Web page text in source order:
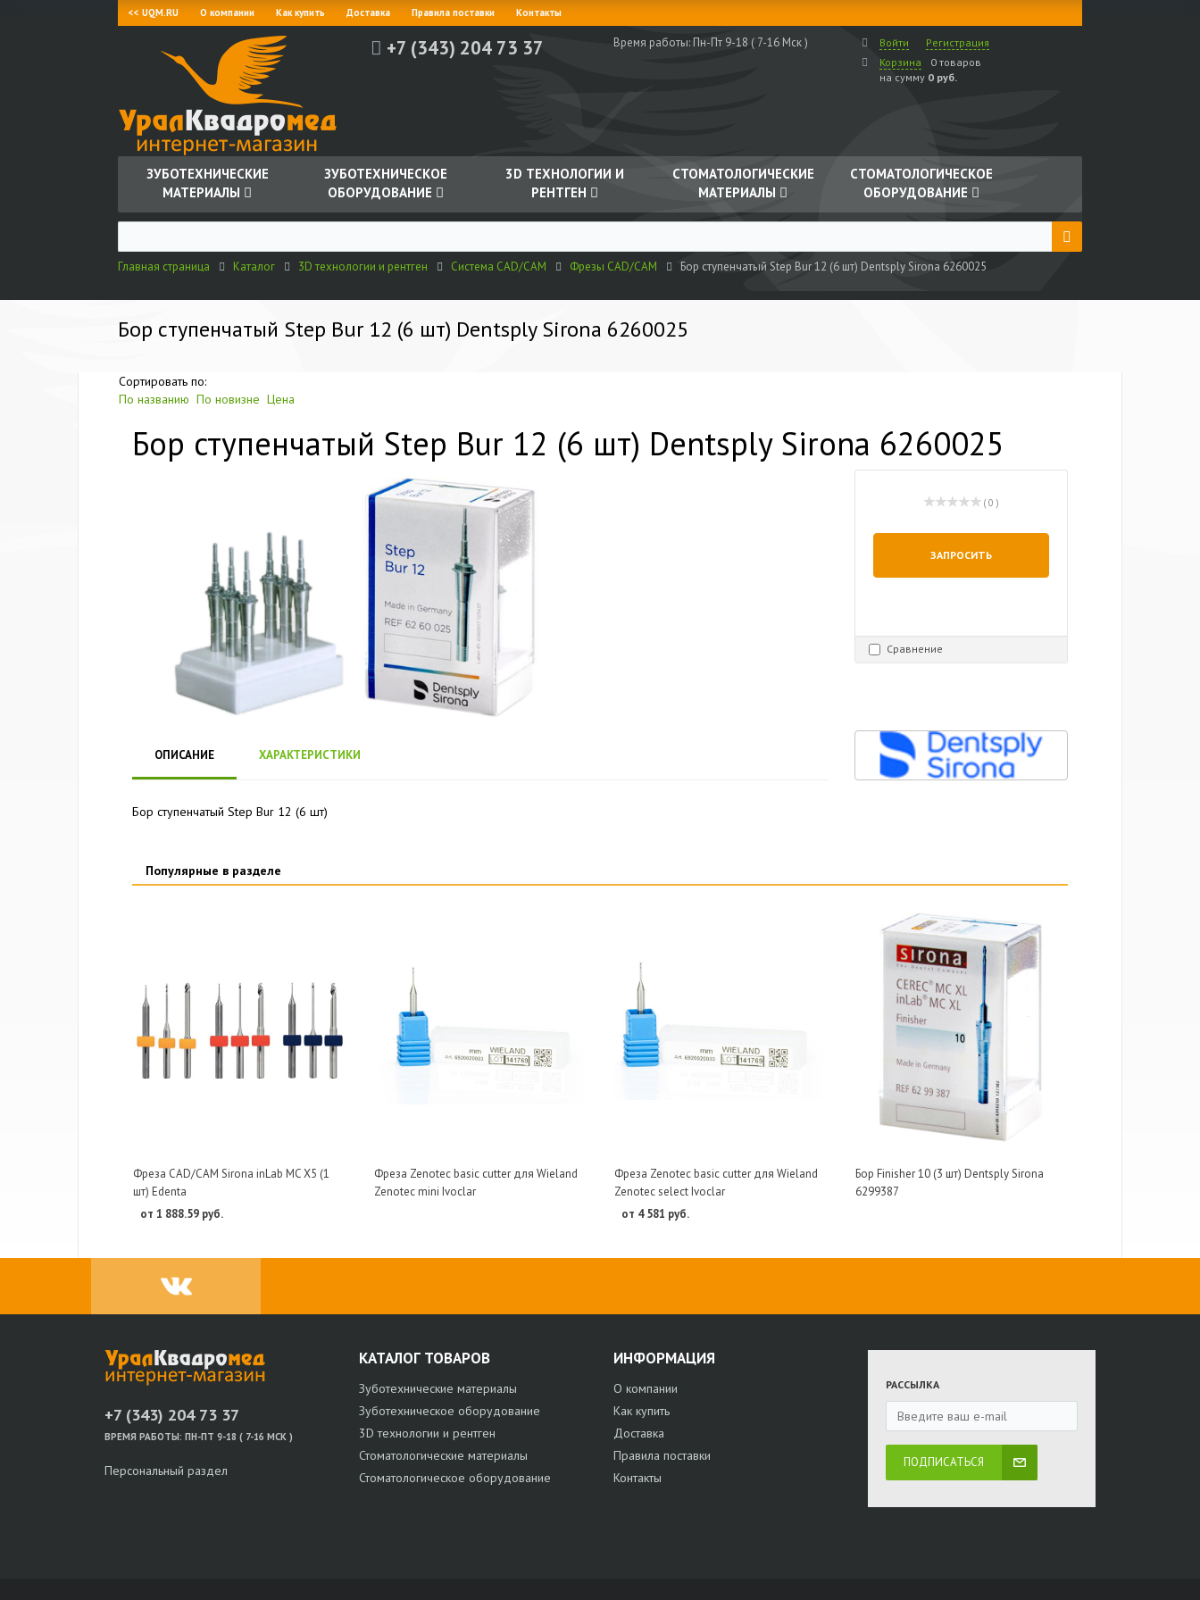
<< UQM.RU О компании Как купить Доставка Правила поставки Контакты
+7 (343) 204 73 37 Время работы:Пн-Пт 9-18 ( 7-16 Мск ) Войти
Регистрация
Корзина
0 товаров
на сумму 0 руб.
ЗУБОТЕХНИЧЕСКИЕ
МАТЕРИАЛЫ
ЗУБОТЕХНИЧЕСКОЕ
ОБОРУДОВАНИЕ
3D ТЕХНОЛОГИИ И
РЕНТГЕН
СТОМАТОЛОГИЧЕСКИЕ
МАТЕРИАЛЫ
СТОМАТОЛОГИЧЕСКОЕ
ОБОРУДОВАНИЕ
Главная страница Каталог 3D технологии и рентген Система CAD/CAM Фрезы CAD/CAM Бор ступенчатый Step Bur 12 (6 шт) Dentsply Sirona 6260025
Бор ступенчатый Step Bur 12 (6 шт) Dentsply Sirona 6260025
Сортировать по:
По названию По новизне Цена
Бор ступенчатый Step Bur 12 (6 шт) Dentsply Sirona 6260025
( 0 )
ЗАПРОСИТЬ
Сравнение
ОПИСАНИЕ ХАРАКТЕРИСТИКИ
Бор ступенчатый Step Bur 12 (6 шт)
Популярные в разделе
Фреза CAD/CAM Sirona inLab MC X5 (1
шт) Edenta
от 1 888.59 руб.
Фреза Zenotec basic cutter для Wieland
Zenotec mini Ivoclar
Фреза Zenotec basic cutter для Wieland
Zenotec select Ivoclar
от 4 581 руб.
Бор Finisher 10 (3 шт) Dentsply Sirona
6299387
ИНФОРМАЦИЯ
О компании
Как купить
Доставка
Правила поставки
Контакты
КАТАЛОГ ТОВАРОВ
Зуботехнические материалы
Зуботехническое оборудование
3D технологии и рентген
Стоматологические материалы
Стоматологическое оборудование
РАССЫЛКА
ПОДПИСАТЬСЯ
+7 (343) 204 73 37
ВРЕМЯ РАБОТЫ: ПН-ПТ 9-18 ( 7-16 МСК )
Персональный раздел